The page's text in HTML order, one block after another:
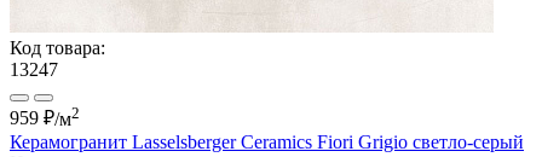
Код товара:
13247
959 ₽/м2
Керамогранит Lasselsberger Ceramics Fiori Grigio светло-серый